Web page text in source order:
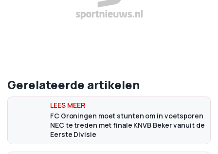
Gerelateerde artikelen
FC Groningen moet stunten om in voetsporen
NEC te treden met finale KNVB Beker vanuit de
Eerste Divisie